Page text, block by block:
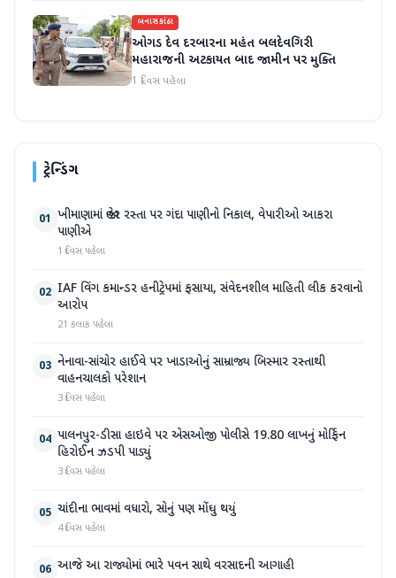
બનાસકાંઠા
ઓગડ દેવ દરબારના મહંત બલદેવગિરી
મહારાજની અટકાયત બાદ જામીન પર મુક્તિ
1 દિવસ પહેલા
ટ્રેન્ડિંગ
01 ખીમાણામાં જાહેર રસ્તા પર ગંદા પાણીનો નિકાલ, વેપારીઓ આકરા
પાણીએ
1 દિવસ પહેલા
02 IAF વિંગ કમાન્ડર હનીટ્રેપમાં ફસાયા, સંવેદનશીલ માહિતી લીક કરવાનો
આરોપ
21 કલાક પહેલા
03 નેનાવા-સાંચોર હાઈવે પર ખાડાઓનું સામ્રાજ્ય બિસ્માર રસ્તાથી
વાહનચાલકો પરેશાન
3 દિવસ પહેલા
04 પાલનપુર-ડીસા હાઇવે પર એસઓજી પોલીસે 19.80 લાખનું મોર્ફિન
હિરોઈન ઝડપી પાડ્યું
3 દિવસ પહેલા
05 ચાંદીના ભાવમાં વધારો, સોનું પણ મોંઘુ થયું
4 દિવસ પહેલા
06 આજે આ રાજ્યોમાં ભારે પવન સાથે વરસાદની આગાહી